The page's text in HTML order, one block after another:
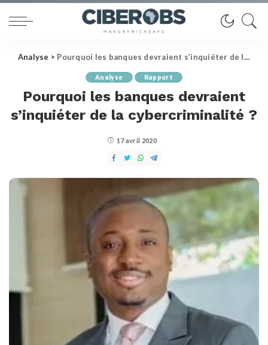
Analyse > Pourquoi les banques devraient s’inquiéter de la cybercriminalité ?
Analyse Rapport
Pourquoi les banques devraient
s’inquiéter de la cybercriminalité ?
17 avril 2020